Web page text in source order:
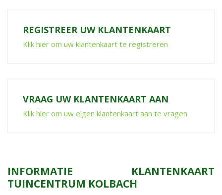
REGISTREER UW KLANTENKAART
Klik hier om uw klantenkaart te registreren
VRAAG UW KLANTENKAART AAN
Klik hier om uw eigen klantenkaart aan te vragen
INFORMATIE KLANTENKAART
TUINCENTRUM KOLBACH